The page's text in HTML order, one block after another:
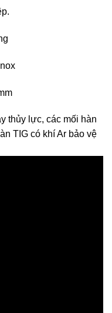
thủy lực, các mối hàn
TIG có khí Ar bảo vệ